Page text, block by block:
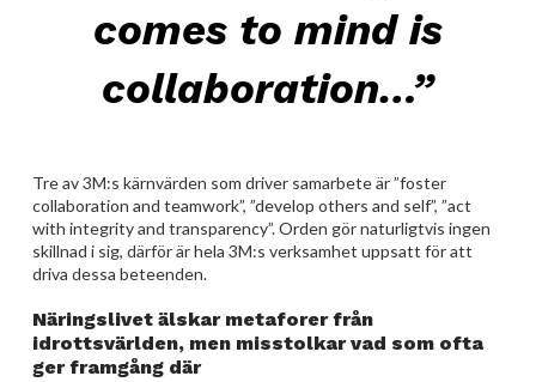
comes to mind is
collaboration…”
Tre av 3M:s kärnvärden som driver samarbete är ”foster
collaboration and teamwork”, ”develop others and self”, ”act
with integrity and transparency”. Orden gör naturligtvis ingen
skillnad i sig, därför är hela 3M:s verksamhet uppsatt för att
driva dessa beteenden.
Näringslivet älskar metaforer från
idrottsvärlden, men misstolkar vad som ofta
ger framgång där